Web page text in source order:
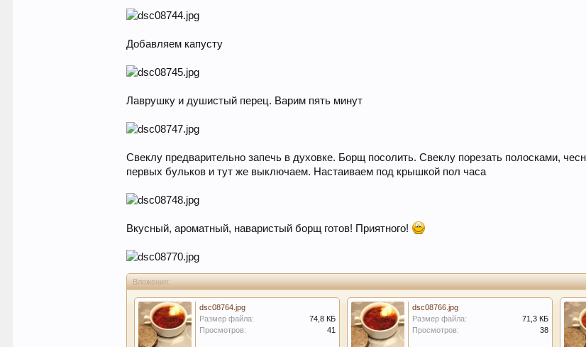
Добавляем капусту
Лаврушку и душистый перец. Варим пять минут
Свеклу предварительно запечь в духовке. Борщ посолить. Свеклу порезать полосками,
первых бульков и тут же выключаем. Настаиваем под крышкой пол часа
Вкусный, ароматный, наваристый борщ готов! Приятного!
Вложения:
dsc08764.jpg
Размер файла:
74,8 КБ
Просмотров:
41
dsc08766.jpg
Размер файла:
71,3 КБ
Просмотров:
38